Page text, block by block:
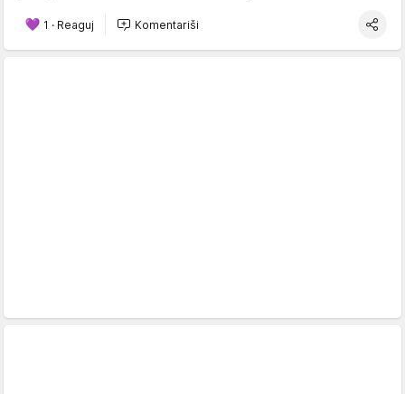
1 · Reaguj Komentariši